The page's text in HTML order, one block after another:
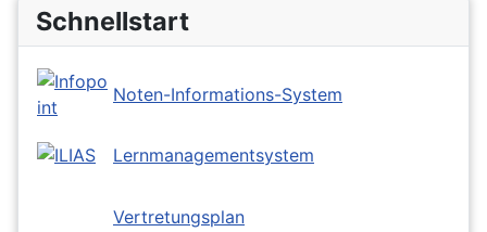
Schnellstart
Noten-Informations-System
Lernmanagementsystem
Vertretungsplan